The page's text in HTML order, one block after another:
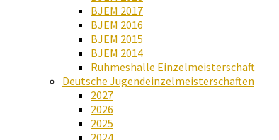
BJEM 2017
BJEM 2016
BJEM 2015
BJEM 2014
Ruhmeshalle Einzelmeisterschaft
Deutsche Jugendeinzelmeisterschaften
2027
2026
2025
2024